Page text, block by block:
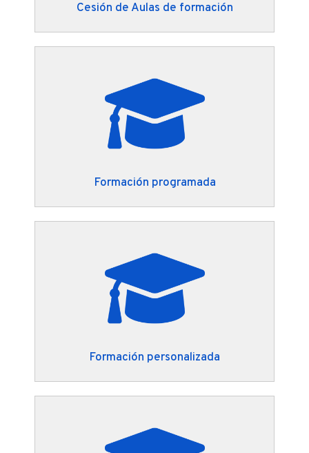
Cesión de Aulas de formación
Formación programada
Formación personalizada